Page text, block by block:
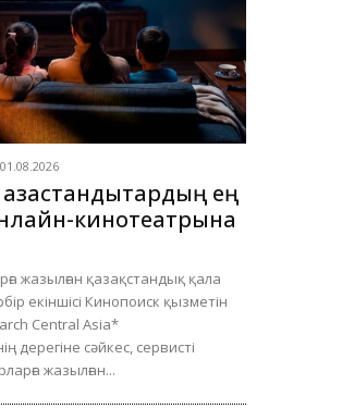
01.08.2026
ең
кинотеатрына
жазылған қазақстандық қала
екіншісі Кинопоиск қызметін
Central Asia*
дерегіне сәйкес, сервисті
жазылған...